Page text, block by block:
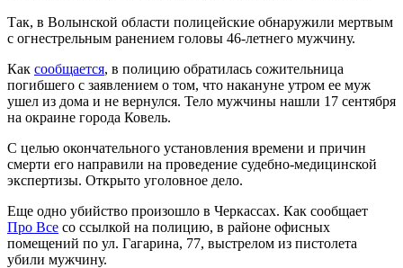
Так, в Волынской области полицейские обнаружили мертвым
с огнестрельным ранением головы 46-летнего мужчину.
Как сообщается, в полицию обратилась сожительница
погибшего с заявлением о том, что накануне утром ее муж
ушел из дома и не вернулся. Тело мужчины нашли 17 сентября
на окраине города Ковель.
С целью окончательного установления времени и причин
смерти его направили на проведение судебно-медицинской
экспертизы. Открыто уголовное дело.
Еще одно убийство произошло в Черкассах. Как сообщает
Про Все со ссылкой на полицию, в районе офисных
помещений по ул. Гагарина, 77, выстрелом из пистолета
убили мужчину.